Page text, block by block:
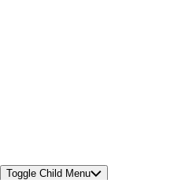
Toggle Child Menu